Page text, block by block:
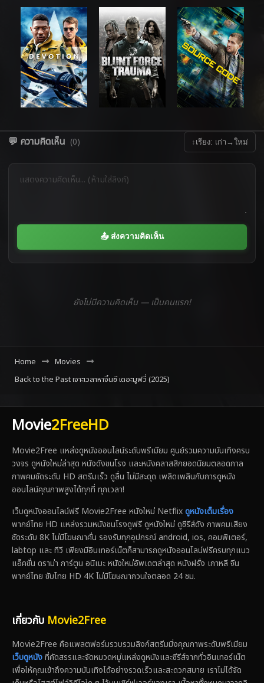
💬 ความคิดเห็น (0) ↕ เรียง: เก่า→ใหม่
📤 ส่งความคิดเห็น
ยังไม่มีความคิดเห็น — เป็นคนแรก!
Home
Movies
Back to the Past เจาะเวลาหาจิ๋นซี เดอะมูฟวี่ (2025)
Movie2FreeHD
Movie2Free แหล่งดูหนังออนไลน์ระดับพรีเมียม ศูนย์รวมความบันเทิงครบ
วงจร ดูหนังใหม่ล่าสุด หนังดังชนโรง และหนังคลาสสิกยอดนิยมตลอดกาล
ภาพคมชัดระดับ HD สตรีมเร็ว ดูลื่น ไม่มีสะดุด เพลิดเพลินกับการดูหนัง
ออนไลน์คุณภาพสูงได้ทุกที่ ทุกเวลา!
เว็บดูหนังออนไลน์ฟรี Movie2Free หนังใหม่ Netflixดูหนังเต็มเรื่อง
พากย์ไทย HD แหล่งรวมหนังชนโรงดูฟรี ดูหนังใหม่ ดูซีรีส์ดัง ภาพคมเสียง
ชัดระดับ 8K ไม่มีโฆษณาคั่น รองรับทุกอุปกรณ์ android, ios, คอมพิเตอร์,
labtop และ ทีวี เพียงมีอินเทอร์เน็ตก็สามารถดูหนังออนไลน์ฟรีครบทุกแนว
แอ็คชั่น ดราม่า การ์ตูน อนิเมะ หนังใหม่อัพเดตล่าสุด หนังฝรั่ง เกาหลี จีน
พากย์ไทย ซับไทย HD 4K ไม่มีโฆษณากวนใจตลอด 24 ชม.
เกี่ยวกับ Movie2Free
Movie2Free คือแพลตฟอร์มรวบรวมลิงก์สตรีมมิ่งคุณภาพระดับพรีเมียม
เว็บดูหนังที่คัดสรรและจัดหมวดหมู่แหล่งดูหนังและซีรีส์จากทั่วอินเทอร์เน็ต
เพื่อให้คุณเข้าถึงความบันเทิงได้อย่างรวดเร็วและสะดวกสบาย เราไม่ได้จัด